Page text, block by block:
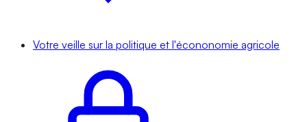
Votre veille sur la politique et l'écononomie agricole